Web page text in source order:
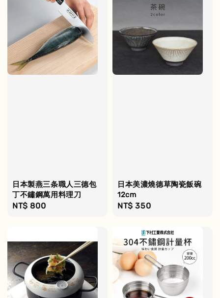
日本製燕三条職人三德包
丁不鏽鋼萬用料理刀
Regular
NT$ 800
日本美濃燒德草陶瓷飯碗
12cm
Regular
NT$ 350